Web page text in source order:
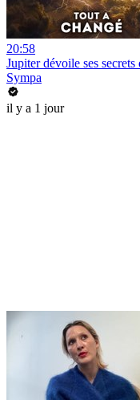
20:58
Jupiter dévoile ses
Sympa
il y a 1 jour